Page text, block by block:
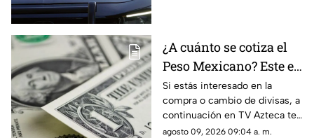
¿A cuánto se cotiza el
Peso Mexicano? Este es
el precio del dólar en
Aguascalientes hoy 9
de agosto de 2026
Si estás interesado en la
compra o cambio de divisas, a
continuación en TV Azteca te
informamos cuál es el precio
agosto 09, 2026 09:04 a. m.